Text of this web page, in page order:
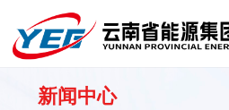
新闻中心